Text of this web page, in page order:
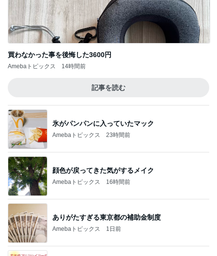
買わなかった事を後悔した3600円
Amebaトピックス 14時間前
記事を読む
氷がパンパンに入っていたマック
Amebaトピックス 23時間前
顔色が戻ってきた気がするメイク
Amebaトピックス 16時間前
ありがたすぎる東京都の補助金制度
Amebaトピックス 1日前